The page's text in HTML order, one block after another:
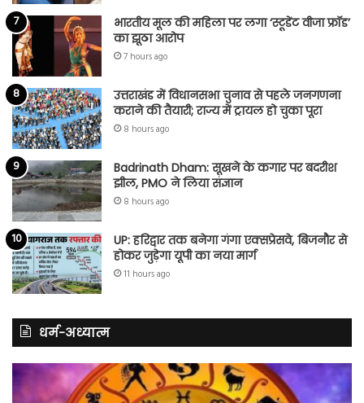
भारतीय मूल की महिला पर लगा ‘स्टूडेंट वीजा फ्रॉड’
का झूठा आरोप
7 hours ago
उत्तराखंड में विधानसभा चुनाव से पहले जनगणना
कराने की तैयारी; राज्य में ट्रायल हो चुका पूरा
8 hours ago
Badrinath Dham: सूखने के कगार पर बदरीश
झील, PMO ने लिया संज्ञान
8 hours ago
UP: हरिद्वार तक बनेगा गंगा एक्सप्रेसवे, बिजनौर से
होकर जुड़ेगा यूपी का नया मार्ग
11 hours ago
धर्म-अध्यात्म